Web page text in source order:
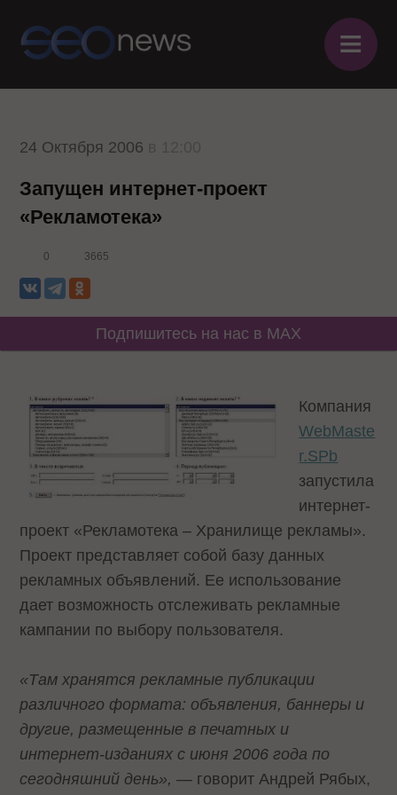
≡
24 Октября 2006
Запущен интернет-проект
«Рекламотека»
0 3665
Подпишитесь на нас в MAX
Компания
WebMaste
r.SPb
запустила
интернет-
проект «Рекламотека – Хранилище рекламы».
Проект представляет собой базу данных
рекламных объявлений. Ее использование
дает возможность отслеживать рекламные
кампании по выбору пользователя.
«Там хранятся рекламные публикации
различного формата: объявления, баннеры и
другие, размещенные в печатных и
интернет-изданиях с июня 2006 года по
сегодняшний день», — говорит Андрей Рябых,